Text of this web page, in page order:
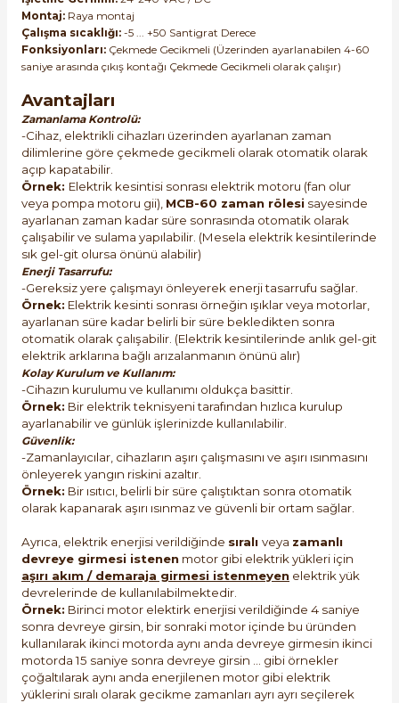
Montaj: Raya montaj
Çalışma sıcaklığı: -5 ... +50 Santigrat Derece
Fonksiyonları: Çekmede Gecikmeli (Üzerinden ayarlanabilen 4-60
saniye arasında çıkış kontağı Çekmede Gecikmeli olarak çalışır)
Avantajları
Zamanlama Kontrolü:
-Cihaz, elektrikli cihazları üzerinden ayarlanan zaman
dilimlerine göre çekmede gecikmeli olarak otomatik olarak
açıp kapatabilir.
Örnek: Elektrik kesintisi sonrası elektrik motoru (fan olur
veya pompa motoru gii), MCB-60 zaman rölesi sayesinde
ayarlanan zaman kadar süre sonrasında otomatik olarak
çalışabilir ve sulama yapılabilir. (Mesela elektrik kesintilerinde
sık gel-git olursa önünü alabilir)
Enerji Tasarrufu:
-Gereksiz yere çalışmayı önleyerek enerji tasarrufu sağlar.
Örnek: Elektrik kesinti sonrası örneğin ışıklar veya motorlar,
ayarlanan süre kadar belirli bir süre bekledikten sonra
otomatik olarak çalışabilir. (Elektrik kesintilerinde anlık gel-git
elektrik arklarına bağlı arızalanmanın önünü alır)
Kolay Kurulum ve Kullanım:
-Cihazın kurulumu ve kullanımı oldukça basittir.
Örnek: Bir elektrik teknisyeni tarafından hızlıca kurulup
ayarlanabilir ve günlük işlerinizde kullanılabilir.
Güvenlik:
-Zamanlayıcılar, cihazların aşırı çalışmasını ve aşırı ısınmasını
önleyerek yangın riskini azaltır.
Örnek: Bir ısıtıcı, belirli bir süre çalıştıktan sonra otomatik
olarak kapanarak aşırı ısınmaz ve güvenli bir ortam sağlar.
Ayrıca, elektrik enerjisi verildiğinde sıralı veya zamanlı
devreye girmesi istenen motor gibi elektrik yükleri için
aşırı akım / demaraja girmesi istenmeyen elektrik yük
devrelerinde de kullanılabilmektedir.
Örnek: Birinci motor elektirk enerjisi verildiğinde 4 saniye
sonra devreye girsin, bir sonraki motor içinde bu üründen
kullanılarak ikinci motorda aynı anda devreye girmesin ikinci
motorda 15 saniye sonra devreye girsin ... gibi örnekler
çoğaltılarak aynı anda enerjilenen motor gibi elektrik
yüklerini sıralı olarak gecikme zamanları ayrı ayrı seçilerek